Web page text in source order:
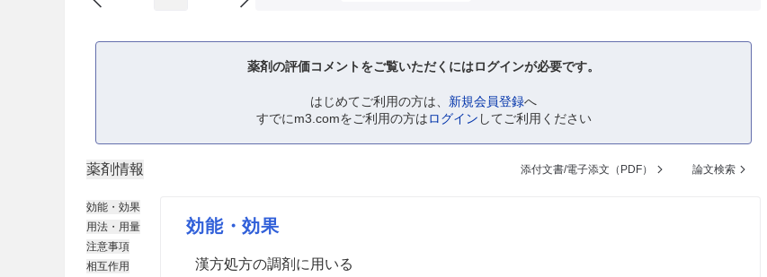
薬剤の評価コメントをご覧いただくにはログインが必要です。
はじめてご利用の方は、 新規会員登録へ
すでにm3.comをご利用の方はログイン してご利用ください
薬剤情報 添付文書/電子添文（PDF） 論文検索
効能・効果
用法・用量
注意事項
相互作用
効能・効果
漢方処方の調剤に用いる